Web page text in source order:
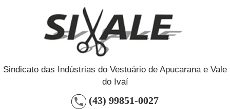
Sindicato das Indústrias do Vestuário de Apucarana e Vale
do Ivaí
(43) 99851-0027